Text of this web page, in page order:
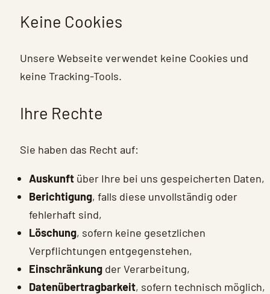
Keine Cookies
Unsere Webseite verwendet keine Cookies und
keine Tracking-Tools.
Ihre Rechte
Sie haben das Recht auf:
Auskunft über Ihre bei uns gespeicherten Daten,
Berichtigung, falls diese unvollständig oder
fehlerhaft sind,
Löschung, sofern keine gesetzlichen
Verpflichtungen entgegenstehen,
Einschränkung der Verarbeitung,
Datenübertragbarkeit, sofern technisch möglich,